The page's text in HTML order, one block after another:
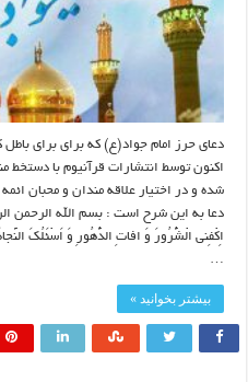
دعای حرز امام جواد(ع) که برای برای
اکنون توسط انتشارات قرآنیوم با دستخط
شده و در اختیار علاقه مندان و محبان
دعا به این شرح است : بسم الله الرحمن
اِکْفِنى الْشُّرُورَ وَ افاتِ الدُّهُورِ وَ اَسْئَلُکَ
…
بیشتر بخوانید »